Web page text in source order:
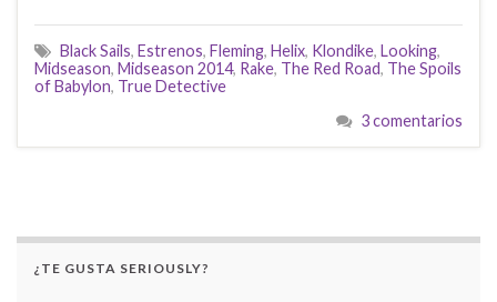
Black Sails, Estrenos, Fleming, Helix, Klondike, Looking,
Midseason, Midseason 2014, Rake, The Red Road, The Spoils
of Babylon, True Detective
3 comentarios
¿TE GUSTA SERIOUSLY?